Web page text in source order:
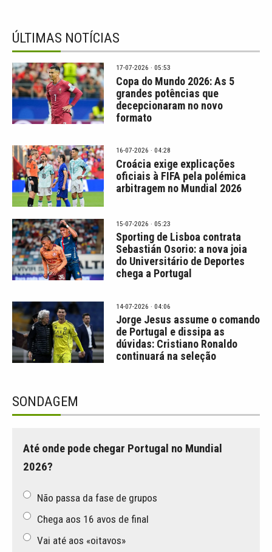
ÚLTIMAS NOTÍCIAS
17-07-2026 · 05:53
Copa do Mundo 2026: As 5
grandes potências que
decepcionaram no novo
formato
16-07-2026 · 04:28
Croácia exige explicações
oficiais à FIFA pela polémica
arbitragem no Mundial 2026
15-07-2026 · 05:23
Sporting de Lisboa contrata
Sebastián Osorio: a nova joia
do Universitário de Deportes
chega a Portugal
14-07-2026 · 04:06
Jorge Jesus assume o comando
de Portugal e dissipa as
dúvidas: Cristiano Ronaldo
continuará na seleção
SONDAGEM
Até onde pode chegar Portugal no Mundial
2026?
Não passa da fase de grupos
Chega aos 16 avos de final
Vai até aos «oitavos»